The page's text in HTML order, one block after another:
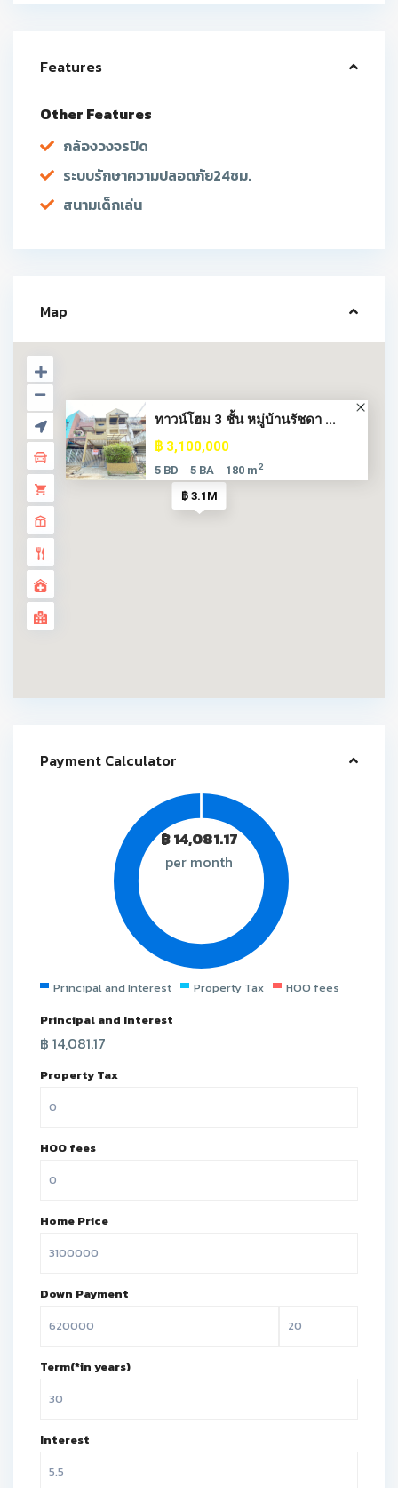
Features
Other Features
กล้องวงจรปิด
ระบบรักษาความปลอดภัย24ชม.
สนามเด็กเล่น
Map
฿ 3.1M
ทาวน์โฮม 3 ชั้น หมู่บ้านรัชดา ...
฿ 3,100,000
5 BD 5 BA 180 m2
Payment Calculator
฿14,081.17
per month
Principal and Interest Property Tax
HOO fees
Principal and Interest
฿ 14,081.17
Property Tax
HOO fees
Home Price
Down Payment
Term(*in years)
Interest